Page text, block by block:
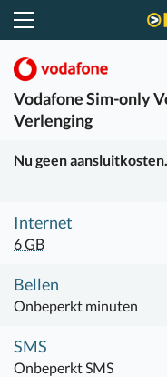
VodafoneSim-only
Verlenging
Nu geen aansluitkosten.
Internet
6 GB
Bellen
Onbeperkt minuten
SMS
Onbeperkt SMS